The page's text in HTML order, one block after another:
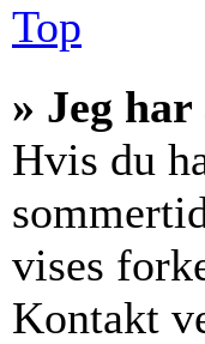
Top
» Jeg
Hvis du
vises
Kontakt